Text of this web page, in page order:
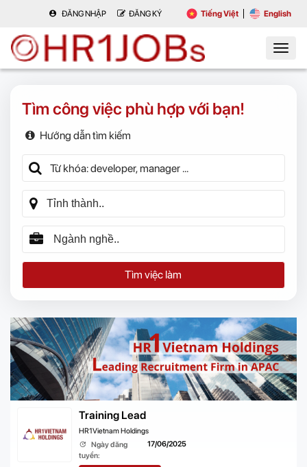
ĐĂNG NHẬP ĐĂNG KÝ Tiếng Việt English
Tìm công việc phù hợp với bạn!
Hướng dẫn tìm kiếm
Tìm việc làm
Training Lead
HR1Vietnam Holdings
Ngày đăng
tuyển:
17/06/2025